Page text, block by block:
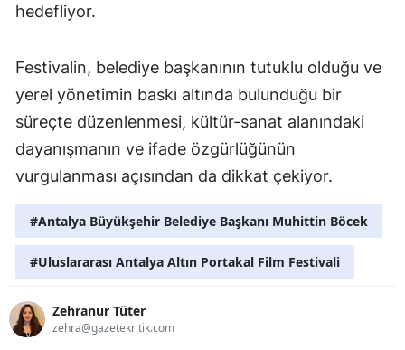
hedefliyor.
Festivalin, belediye başkanının tutuklu olduğu ve
yerel yönetimin baskı altında bulunduğu bir
süreçte düzenlenmesi, kültür-sanat alanındaki
dayanışmanın ve ifade özgürlüğünün
vurgulanması açısından da dikkat çekiyor.
#Antalya Büyükşehir Belediye Başkanı Muhittin Böcek
#Uluslararası Antalya Altın Portakal Film Festivali
Zehranur Tüter
zehra@gazetekritik.com